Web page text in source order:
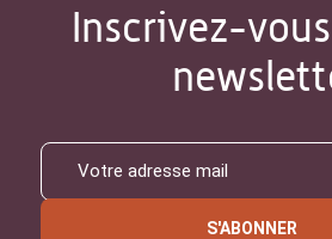
Inscrivez-
S'ABONNER